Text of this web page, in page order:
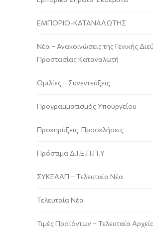
ΕΜΠΟΡΙΟ-ΚΑΤΑΝΑΛΩΤΗΣ
Νέα – Ανακοινώσεις της Γενικής
Προστασίας Καταναλωτή
Ομιλίες – Συνεντεύξεις
Προγραμματισμός Υπουργείου
Προκηρύξεις-Προσκλήσεις
Πρόστιμα Δ.Ι.Ε.Π.Π.Υ
ΣΥΚΕΑΑΠ – Τελευταία Νέα
Τελευταία Νέα
Τιμές Προϊόντων – Τελευταία